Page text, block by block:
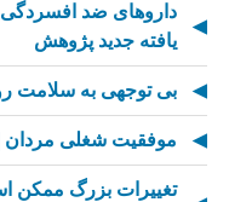
داروهای ضد افسردگی
یافته جدید پژوهش
بی توجهی به سلامت
موفقیت شغلی مردان
تغییرات بزرگ ممکن